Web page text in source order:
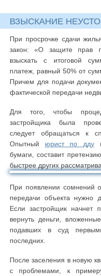
ВЗЫСКАНИЕ
При просрочке сдачи
закон: «О защите прав
взыскать с итоговой
платеж, равный 50% от
Причем для подачи
фактической передачи
Для того, чтобы
застройщика была
следует обращаться к
Опытный юрист по дду
бумаги, составит
быстрее других
При появлении сомнений
передачи объекта нужно
Если застройщик начнет
вернуть деньги,
подавших в суд
последних.
После заселения в новую
с проблемами, к